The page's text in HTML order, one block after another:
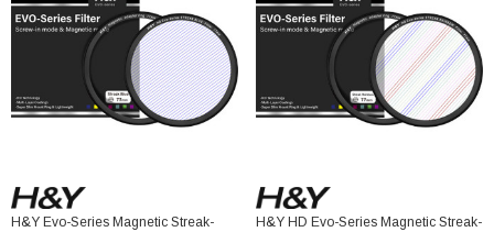
H&Y Evo-Series Magnetic Streak-
H&Y HD Evo-Series Magnetic Streak-